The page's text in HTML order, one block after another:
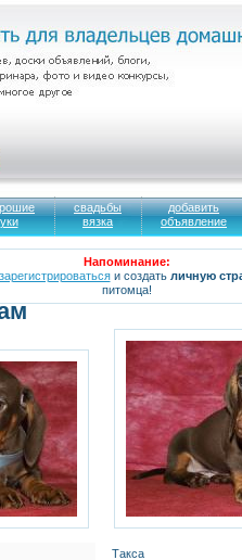
свадьбы
вязка
добавить
объявление
Напоминание:
зарегистрироватьсяи создать личную
питомца!
Такса